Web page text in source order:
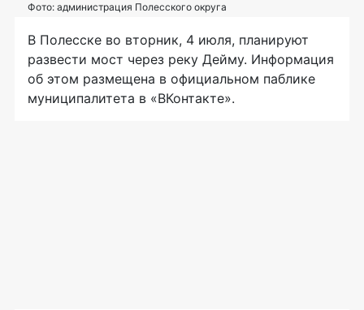
Фото: администрация Полесского округа
В Полесске во вторник, 4 июля, планируют
развести мост через реку Дейму. Информация
об этом размещена в официальном паблике
муниципалитета в «ВКонтакте».